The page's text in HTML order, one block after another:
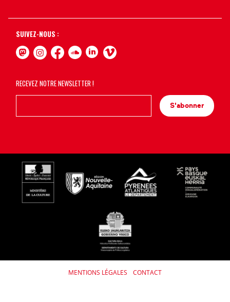
SUIVEZ-NOUS :
RECEVEZ NOTRE NEWSLETTER !
S'abonner
MENTIONS LÉGALES CONTACT